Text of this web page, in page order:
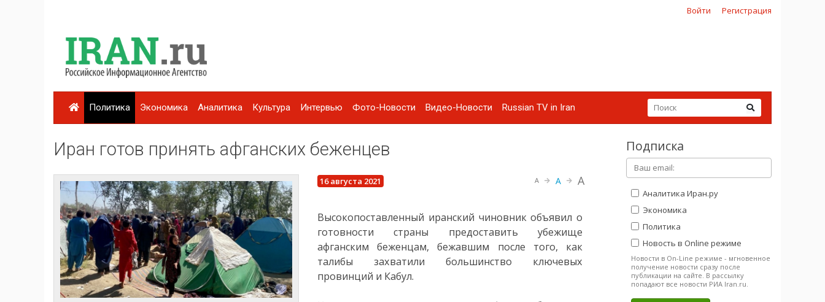
Войти Регистрация
Политика Экономика Аналитика Культура Интервью Фото-Новости Видео-Новости Russian TV in Iran
Иран готов принять афганских беженцев
16 августа 2021 A A A
Высокопоставленный иранский чиновник объявил о
готовности страны предоставить убежище
афганским беженцам, бежавшим после того, как
талибы захватили большинство ключевых
провинций и Кабул.
Подписка
Аналитика Иран.ру
Экономика
Политика
Новость в Online режиме
Новости в On-Line режиме - мгновенное
получение новости сразу после
публикации на сайте. В рассылку
попадают все новости РИА Iran.ru.